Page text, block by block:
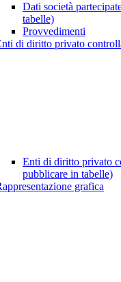
Dati società
tabelle)
Provvedimenti
di diritto privato
Enti di diritto privato
pubblicare in tabelle)
grafica